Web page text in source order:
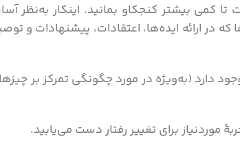
تا کمی بیشتر کنجکاو بمانید. اینکار به‌نظر
در ارائه ایده‌ها، اعتقادات، پیشنهادات و
دارد (به‌ویژه در مورد چگونگی تمرکز بر
موردنیاز برای تغییر رفتار دست می‌یابید.